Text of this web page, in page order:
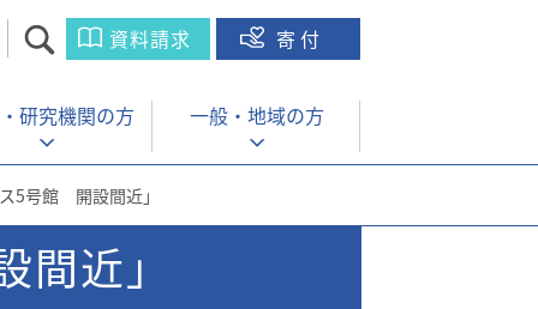
資料請求 寄付
研究機関の方 一般・ 地域の方
5号館 開設間近」
近」